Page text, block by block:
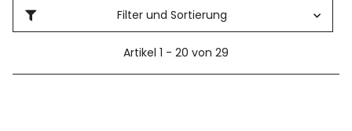
Filter und Sortierung
Artikel 1 - 20 von 29